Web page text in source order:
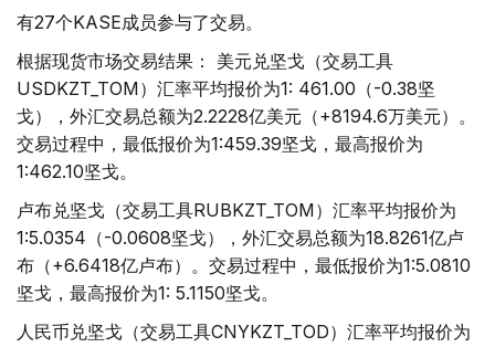
有27个KASE成员参与了交易。
根据现货市场交易结果： 美元兑坚戈（交易工具
USDKZT_TOM）汇率平均报价为1: 461.00（-0.38坚
戈），外汇交易总额为2.2228亿美元（+8194.6万美元）。
交易过程中，最低报价为1:459.39坚戈，最高报价为
1:462.10坚戈。
卢布兑坚戈（交易工具RUBKZT_TOM）汇率平均报价为
1:5.0354（-0.0608坚戈），外汇交易总额为18.8261亿卢
布（+6.6418亿卢布）。交易过程中，最低报价为1:5.0810
坚戈，最高报价为1: 5.1150坚戈。
人民币兑坚戈（交易工具CNYKZT_TOD）汇率平均报价为